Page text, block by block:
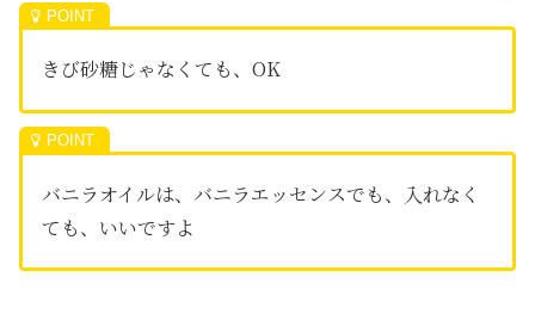
きび砂糖じゃなくても、OK
バニラオイルは、バニラエッセンスでも、入れなく
ても、いいですよ